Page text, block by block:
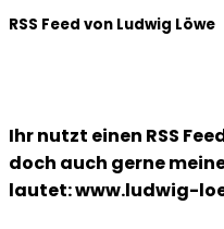
RSS Feed von Ludwig Löwe
Ihr nutzt einen RSS
doch auch gerne
lautet: www.ludwig-